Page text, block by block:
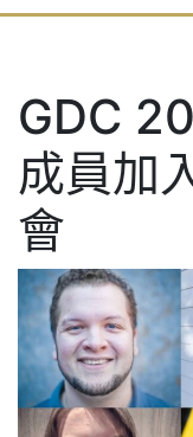
GDC
成員加
會